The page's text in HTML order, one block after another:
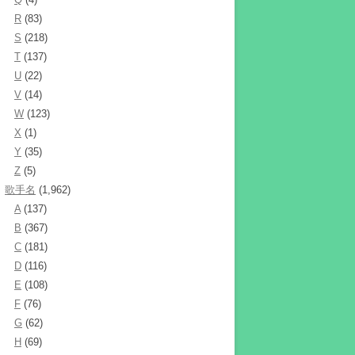
R (83)
S (218)
T (137)
U (22)
V (14)
W (123)
X (1)
Y (35)
Z (5)
歌手名 (1,962)
A(137)
B (367)
C (181)
D (116)
E (108)
F (76)
G (62)
H (69)